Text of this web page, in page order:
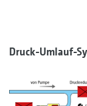
Druck-Umlauf-